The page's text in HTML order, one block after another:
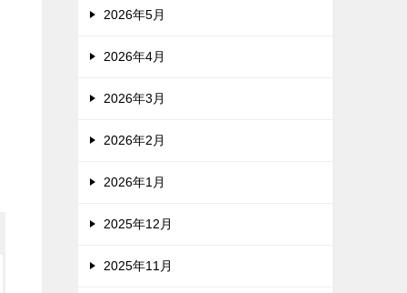
2026年5月
2026年4月
2026年3月
2026年2月
2026年1月
2025年12月
2025年11月